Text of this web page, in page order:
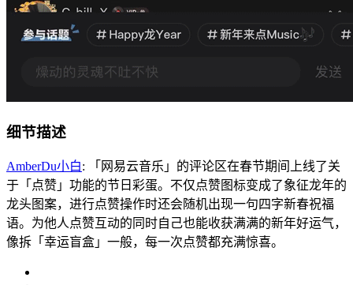
细节描述
AmberDu小白 : 「网易云音乐」的评论区在春节期间上线了关
于「点赞」功能的节日彩蛋。不仅点赞图标变成了象征龙年的
龙头图案，进行点赞操作时还会随机出现一句四字新春祝福
语。为他人点赞互动的同时自己也能收获满满的新年好运气，
像拆「幸运盲盒」一般，每一次点赞都充满惊喜。